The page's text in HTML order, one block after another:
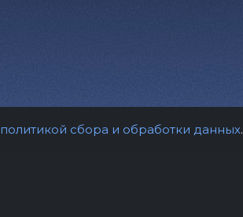
политикой сбора и обработки данных.